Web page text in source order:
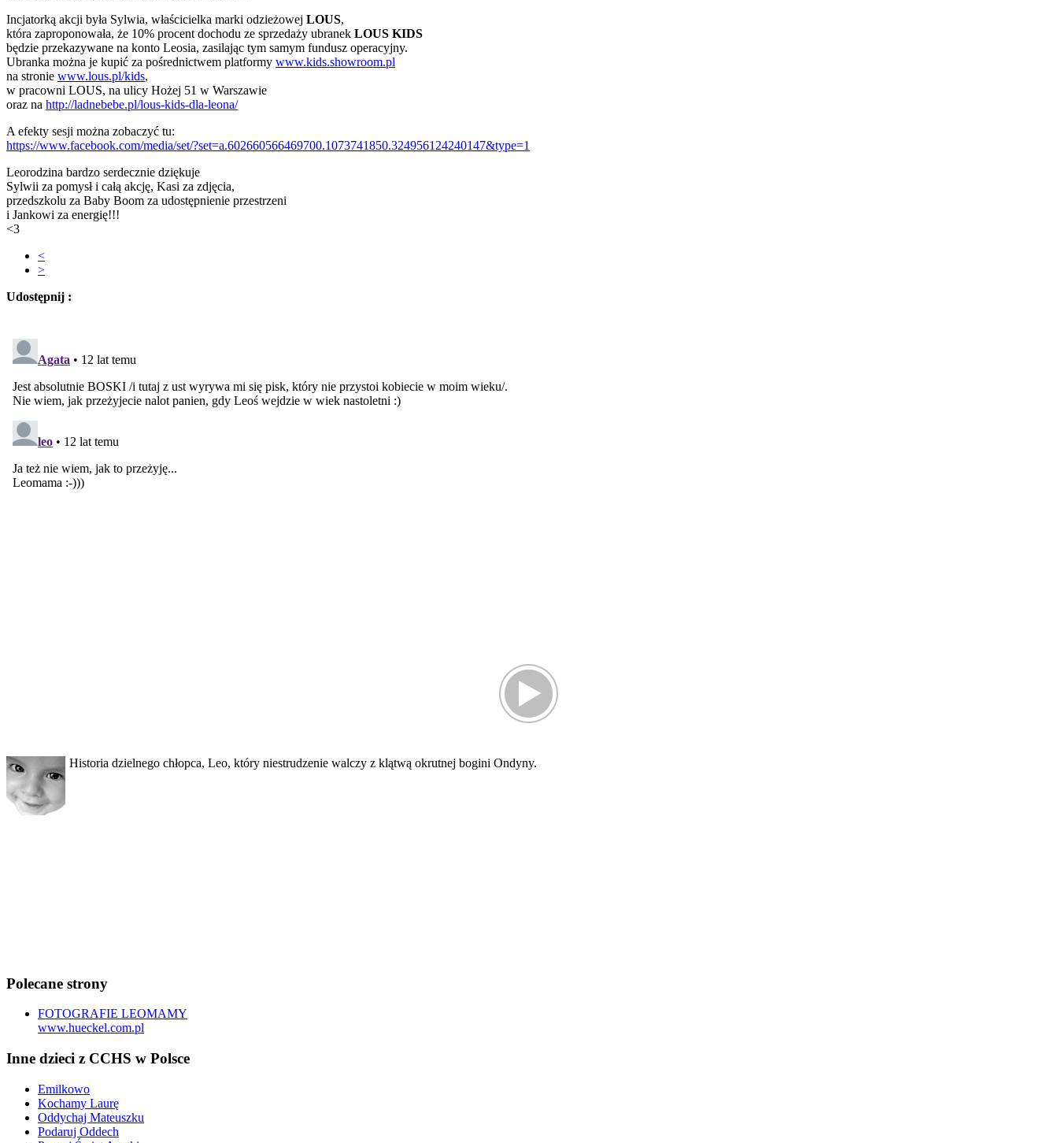
Incjatorką akcji była Sylwia, właścicielka marki odzieżowej LOUS,
która zaproponowała, że 10% procent dochodu ze sprzedaży ubranek LOUS KIDS
będzie przekazywane na konto Leosia, zasilając tym samym fundusz operacyjny.
Ubranka można je kupić za pośrednictwem platformy www.kids.showroom.pl
na stronie www.lous.pl/kids,
w pracowni LOUS, na ulicy Hożej 51 w Warszawie
oraz na http://ladnebebe.pl/lous-kids-dla-leona/
A efekty sesji można zobaczyć tu:
https://www.facebook.com/media/set/?set=a.602660566469700.1073741850.324956124240147&type=1
Leorodzina bardzo serdecznie dziękuje
Sylwii za pomysł i całą akcję, Kasi za zdjęcia,
przedszkolu za Baby Boom za udostępnienie przestrzeni
i Jankowi za energię!!!
<3
<
>
Udostępnij :
Historia dzielnego chłopca, Leo, który niestrudzenie walczy z klątwą okrutnej bogini Ondyny.
Polecane strony
FOTOGRAFIE LEOMAMY
www.hueckel.com.pl
Inne dzieci z CCHS w Polsce
Emilkowo
Kochamy Laurę
Oddychaj Mateuszku
Podaruj Oddech